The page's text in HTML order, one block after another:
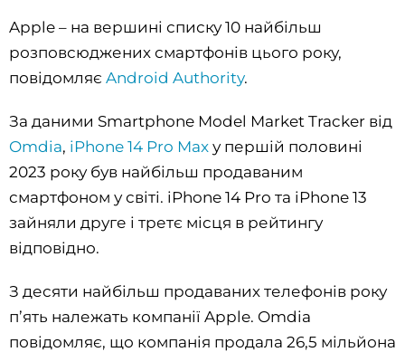
Apple – на вершині списку 10 найбільш
розповсюджених смартфонів цього року,
повідомляє Android Authority.
За даними Smartphone Model Market Tracker від
Omdia, iPhone 14 Pro Max у першій половині
2023 року був найбільш продаваним
смартфоном у світі. iPhone 14 Pro та iPhone 13
зайняли друге і третє місця в рейтингу
відповідно.
З десяти найбільш продаваних телефонів року
п’ять належать компанії Apple. Omdia
повідомляє, що компанія продала 26,5 мільйона